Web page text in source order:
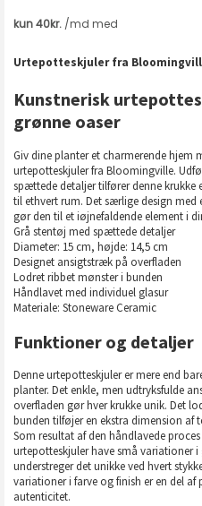
Urtepotteskjuler fra
Kunstnerisk
grønne oaser
Giv dine planter et charmerende hjem
urtepotteskjuler fra Bloomingville.
spættede detaljer tilfører denne krukke
til ethvert rum. Det særlige design med
gør den til et iøjnefaldende element i
Grå stentøj med spættede detaljer
Diameter: 15 cm, højde: 14,5 cm
Designet ansigtstræk på overfladen
Lodret ribbet mønster i bunden
Håndlavet med individuel glasur
Materiale: Stoneware Ceramic
Funktioner og detaljer
Denne urtepotteskjuler er mere end
planter. Det enkle, men udtryksfulde
overfladen gør hver krukke unik. Det
bunden tilføjer en ekstra dimension af
Som resultat af den håndlavede
urtepotteskjuler have små variationer
understreger det unikke ved hvert
variationer i farve og finish er en del
autenticitet.